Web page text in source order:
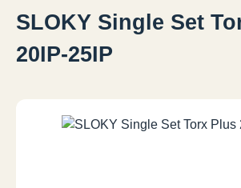
SLOKY Single Set
20IP-25IP